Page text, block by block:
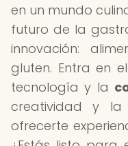
en un mundo
futuro de la
innovación:
gluten. Entra en
tecnología y la
creatividad y la
ofrecerte